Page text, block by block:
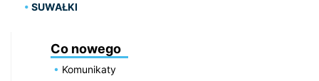
SUWAŁKI
Co nowego
Komunikaty